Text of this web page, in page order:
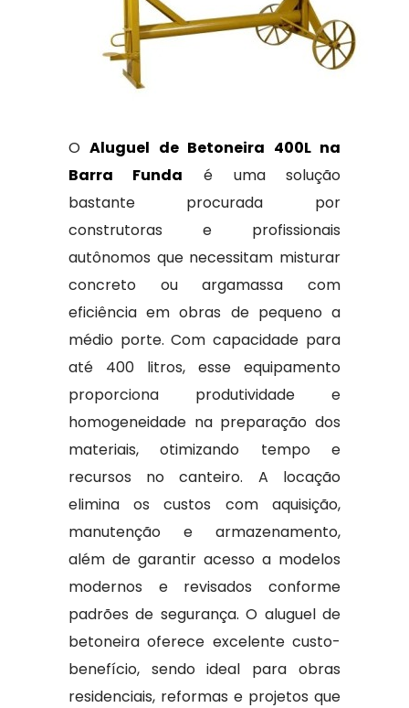
OAluguel de Betoneira 400L na
Barra Funda é uma solução
bastante procurada por
construtoras e profissionais
autônomos que necessitam misturar
concreto ou argamassa com
eficiência em obras de pequeno a
médio porte. Com capacidade para
até 400 litros, esse equipamento
proporciona produtividade e
homogeneidade na preparação dos
materiais, otimizando tempo e
recursos no canteiro. A locação
elimina os custos com aquisição,
manutenção e armazenamento,
além de garantir acesso a modelos
modernos e revisados conforme
padrões de segurança. O aluguel de
betoneira oferece excelente custo-
benefício, sendo ideal para obras
residenciais, reformas e projetos que